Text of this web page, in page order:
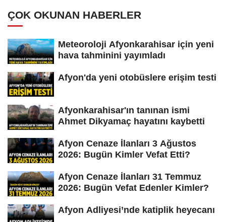
ÇOK OKUNAN HABERLER
Meteoroloji Afyonkarahisar için yeni
hava tahminini yayımladı
Afyon'da yeni otobüslere erişim testi
Afyonkarahisar'ın tanınan ismi
Ahmet Dikyamaç hayatını kaybetti
Afyon Cenaze İlanları 3 Ağustos
2026: Bugün Kimler Vefat Etti?
Afyon Cenaze İlanları 31 Temmuz
2026: Bugün Vefat Edenler Kimler?
Afyon Adliyesi’nde katiplik heyecanı